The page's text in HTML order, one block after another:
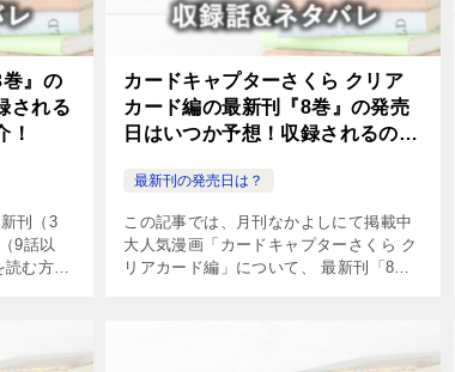
』の
される
！
刊（3
9話以
読む方法
カードキャプターさくら クリア
カード編の最新刊『8巻』の発売
日はいつか予想！収録されるのは
最新刊の発売日は？
この記事では、月刊なかよしにて掲載中
大人気漫画「カードキャプターさくら ク
リアカード編」について、 最新刊「8